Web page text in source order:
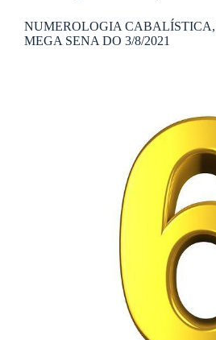
NUMEROLOGIA
MEGA SENA DO 3/8/2021